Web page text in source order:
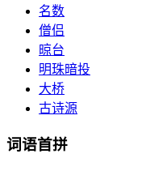
名数
僧侣
晾台
明珠暗投
大桥
古诗源
词语首拼